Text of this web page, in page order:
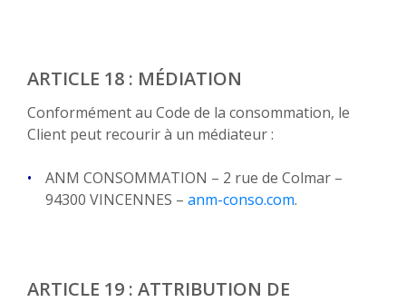
ARTICLE 18 : MÉDIATION
Conformément au Code de la consommation, le
Client peut recourir à un médiateur :
ANM CONSOMMATION – 2 rue de Colmar –
94300 VINCENNES – anm-conso.com.
ARTICLE 19 : ATTRIBUTION DE